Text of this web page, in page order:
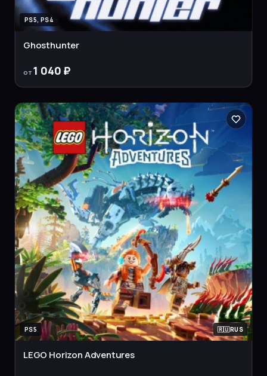
PS5, PS4
Ghosthunter
от 1 040 ₽
PS5 RUS
LEGO Horizon Adventures